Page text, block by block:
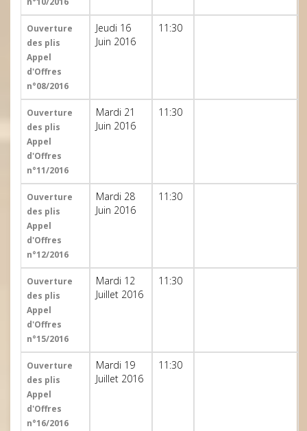
Ouverture
des plis
Appel
d'Offres
n°08/2016
Jeudi 16
Juin 2016
11:30
Ouverture
des plis
Appel
d'Offres
n°11/2016
Mardi 21
Juin 2016
11:30
Ouverture
des plis
Appel
d'Offres
n°12/2016
Mardi 28
Juin 2016
11:30
Ouverture
des plis
Appel
d'Offres
n°15/2016
Mardi 12
Juillet 2016
11:30
Ouverture
des plis
Appel
d'Offres
n°16/2016
Mardi 19
Juillet 2016
11:30